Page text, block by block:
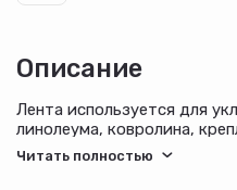
Описание
Лента используется для
линолеума, ковролина,
Лента подходит для